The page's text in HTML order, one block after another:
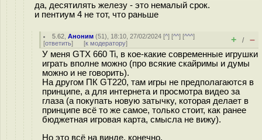
да, десятилять железу - это немалый срок.
и пентиум 4 не тот, что раньше
5.62 ,Аноним (51), 18:10, 27/02/2024 [^] [^^] [^^^]
[ответить] [к модератору] + / –
У меня GTX 660 Ti, в кое-какие современные игрушки
играть вполне можно (про всякие скайримы и думы
можно и не говорить).
На другом ПК GT220, там игры не предполагаются в
принципе, а для интернета и просмотра видео за
глаза (а покупать новую затычку, которая делает в
принципе всё то же самое, только стоит, как ранее
бюджетная игровая карта, смысла не вижу).
Но это всё на винде, конечно.